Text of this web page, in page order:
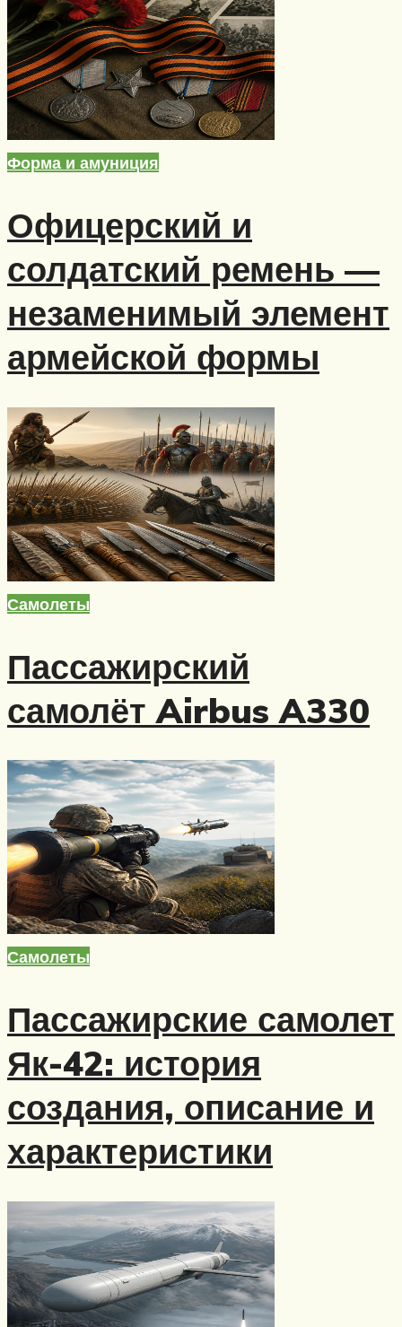
Форма и амуниция
Офицерский и
солдатский ремень —
незаменимый элемент
армейской формы
Самолеты
Пассажирский
самолёт Airbus A330
Самолеты
Пассажирские самолет
Як-42: история
создания, описание и
характеристики